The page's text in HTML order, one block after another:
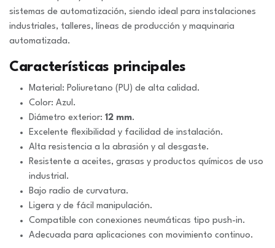
sistemas de automatización, siendo ideal para instalaciones
industriales, talleres, líneas de producción y maquinaria
automatizada.
Características principales
Material: Poliuretano (PU) de alta calidad.
Color: Azul.
Diámetro exterior: 12 mm.
Excelente flexibilidad y facilidad de instalación.
Alta resistencia a la abrasión y al desgaste.
Resistente a aceites, grasas y productos químicos de uso
industrial.
Bajo radio de curvatura.
Ligera y de fácil manipulación.
Compatible con conexiones neumáticas tipo push-in.
Adecuada para aplicaciones con movimiento continuo.